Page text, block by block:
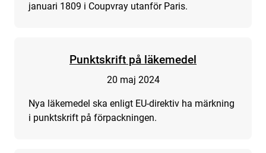
januari 1809 i Coupvray utanför Paris.
Punktskrift på läkemedel
20 maj 2024
Nya läkemedel ska enligt EU-direktiv ha märkning
i punktskrift på förpackningen.